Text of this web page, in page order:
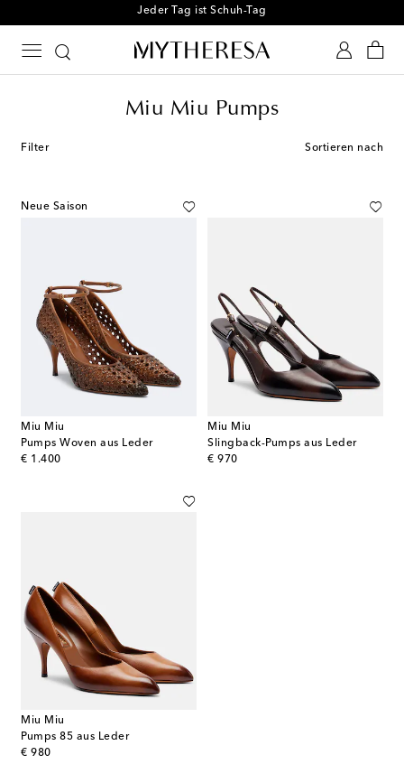
Miu Miu Pumps
Filter Sortieren nach
Neue Saison
Miu Miu
Pumps Woven aus Leder
€ 1.400
original price
Miu Miu
Slingback-Pumps aus Leder
€ 970
original price
Miu Miu
Pumps 85 aus Leder
€ 980
original price